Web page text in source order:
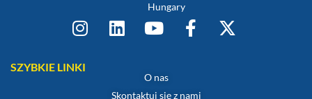
Hungary
SZYBKIE LINKI
O nas
Skontaktuj się z nami